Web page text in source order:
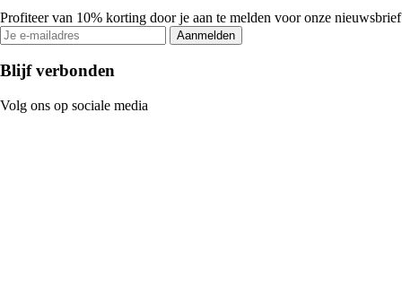
Profiteer van 10% korting door je aan te melden voor onze nieuwsbrief
Aanmelden
Blijf verbonden
Volg ons op sociale media